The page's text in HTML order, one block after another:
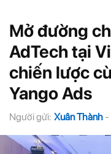
Mở đường
AdTech tại
chiến lược
Yango Ads
Người gửi: Xuân Thành -